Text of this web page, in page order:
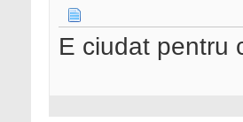
E ciudat pentru